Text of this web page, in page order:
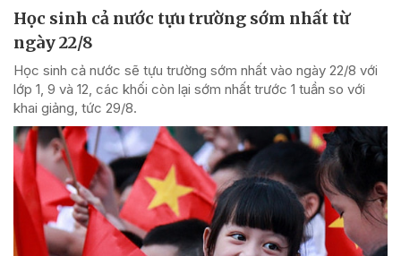
Học sinh cả nước tựu trường sớm nhất từ
ngày 22/8
Học sinh cả nước sẽ tựu trường sớm nhất vào ngày 22/8 với
lớp 1, 9 và 12, các khối còn lại sớm nhất trước 1 tuần so với
khai giảng, tức 29/8.